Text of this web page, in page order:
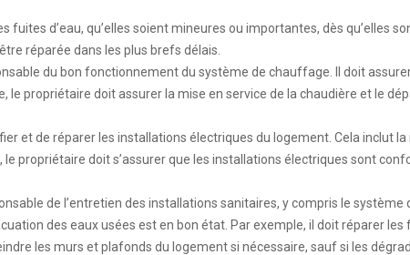
fuites d’eau, qu’elles soient mineures ou importantes, dès qu’elles
réparée dans les plus brefs délais.
du bon fonctionnement du système de chauffage. Il doit
propriétaire doit assurer la mise en service de la chaudière et le
et de réparer les installations électriques du logement. Cela inclut
propriétaire doit s’assurer que les installations électriques sont
de l’entretien des installations sanitaires, y compris le système
des eaux usées est en bon état. Par exemple, il doit réparer
les murs et plafonds du logement si nécessaire, sauf si les